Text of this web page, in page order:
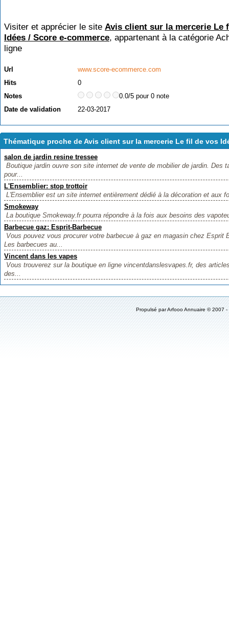
Visiter et apprécier le site Avis client sur la mercerie Le
Idées / Score e-commerce, appartenant à la catégorie
ligne
Url
www.score-ecommerce.com
Hits
0
Notes
0.0/5 pour 0 note
Date de validation
22-03-2017
Thématique proche de Avis client sur la mercerie Le fil de vos
salon de jardin resine tressee
Boutique jardin ouvre son site internet de vente de mobilier de jardin. Des
pour...
L'Ensemblier: stop trottoir
L'Ensemblier est un site internet entièrement dédié à la décoration et aux
Smokeway
La boutique Smokeway.fr pourra répondre à la fois aux besoins des
Barbecue gaz: Esprit-Barbecue
Vous pouvez vous procurer votre barbecue à gaz en magasin chez
Les barbecues au...
Vincent dans les vapes
Vous trouverez sur la boutique en ligne vincentdanslesvapes.fr, des
des...
Propulsé parArfooo Annuaire © 2007